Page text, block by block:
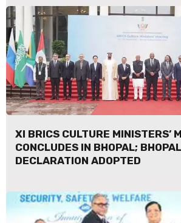
XI BRICS CULTURE MINISTERS’
CONCLUDES IN BHOPAL; BHOPAL
DECLARATION ADOPTED